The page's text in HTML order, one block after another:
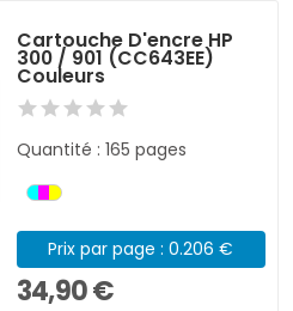
Cartouche D'encre HP
300 / 901 (CC643EE)
Couleurs
Quantité : 165 pages
Prix par page : 0.206 €
34,90 €